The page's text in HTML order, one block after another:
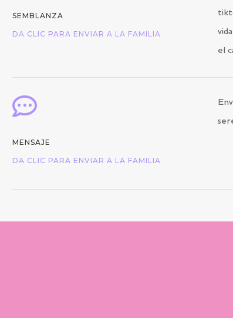
SEMBLANZA
DA CLIC PARA ENVIAR A LA FAMILIA
el

MENSAJE
DA CLIC PARA ENVIAR A LA FAMILIA